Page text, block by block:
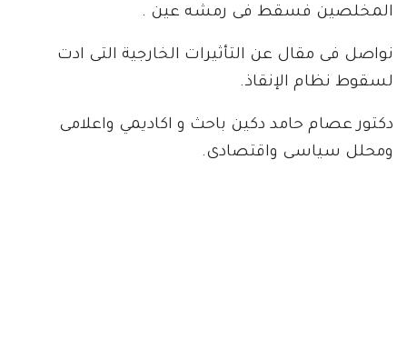
المخلصين فسقط فى رمشه عين .
نواصل فى مقال عن التأثيرات الخارجية التى ادت
لسقوط نظام الإنقاذ.
دكتور عصام حامد دكين باحث و اكاديمي واعلامى
ومحلل سياسى واقتصادى.